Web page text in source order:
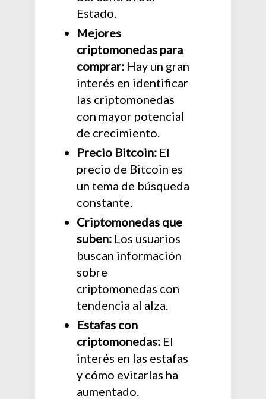
Estado.
Mejores
criptomonedas para
comprar: Hay un gran
interés en identificar
las criptomonedas
con mayor potencial
de crecimiento.
Precio Bitcoin: El
precio de Bitcoin es
un tema de búsqueda
constante.
Criptomonedas que
suben: Los usuarios
buscan información
sobre
criptomonedas con
tendencia al alza.
Estafas con
criptomonedas: El
interés en las estafas
y cómo evitarlas ha
aumentado.